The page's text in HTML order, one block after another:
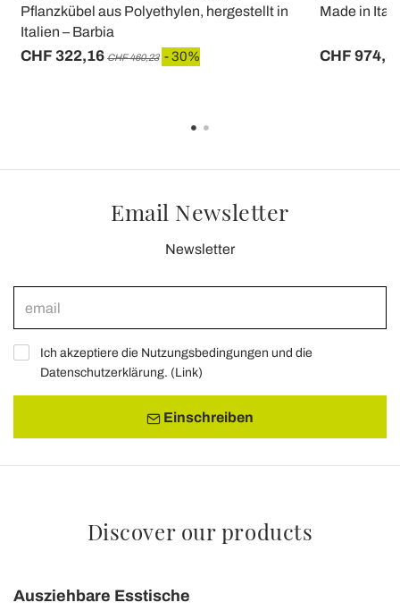
Pflanzkübel aus Polyethylen, hergestellt in
Italien – Barbia
CHF 322,16 CHF 460,23 - 30%
Made in
CHF
Email Newsletter
Newsletter
Ich akzeptiere die Nutzungsbedingungen und die
Datenschutzerklärung. (Link)
Einschreiben
Discover our products
Ausziehbare Esstische